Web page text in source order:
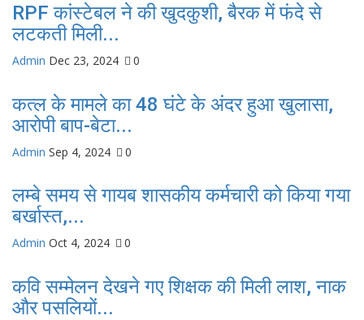
RPF कांस्टेबल ने की खुदकुशी, बैरक में फंदे से
लटकती मिली...
Admin Dec 23, 2024 0
कत्ल के मामले का 48 घंटे के अंदर हुआ खुलासा,
आरोपी बाप-बेटा...
Admin Sep 4, 2024 0
लम्बे समय से गायब शासकीय कर्मचारी को किया गया
बर्खास्त,...
Admin Oct 4, 2024 0
कवि सम्मेलन देखने गए शिक्षक की मिली लाश, नाक
और पसलियों...